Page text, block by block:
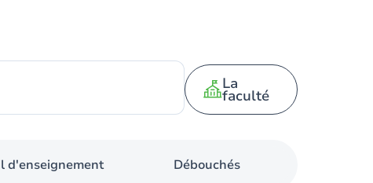
La
faculté
d'enseignement Débouchés